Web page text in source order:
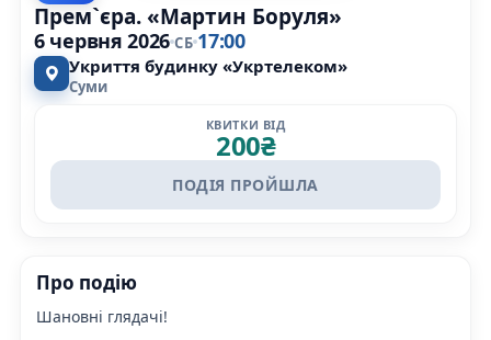
Прем`єра. «Мартин Боруля»
6 червня 2026 СБ 17:00
Укриття будинку «Укртелеком»
Суми
КВИТКИ ВІД
200₴
ПОДІЯ ПРОЙШЛА
Про подію
Шановні глядачі!